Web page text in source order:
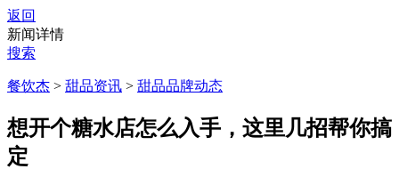
返回
新闻详情
搜索
餐饮杰 > 甜品资讯 > 甜品品牌动态
想开个糖水店怎么入手，这里几招帮你搞
定